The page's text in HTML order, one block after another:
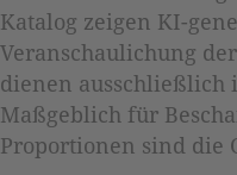
Katalog zeigen KI-
Veranschaulichung
dienen ausschließlich
Maßgeblich für
Proportionen sind die